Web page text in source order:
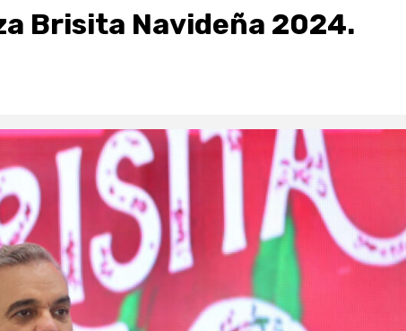
Brisita Navideña 2024.